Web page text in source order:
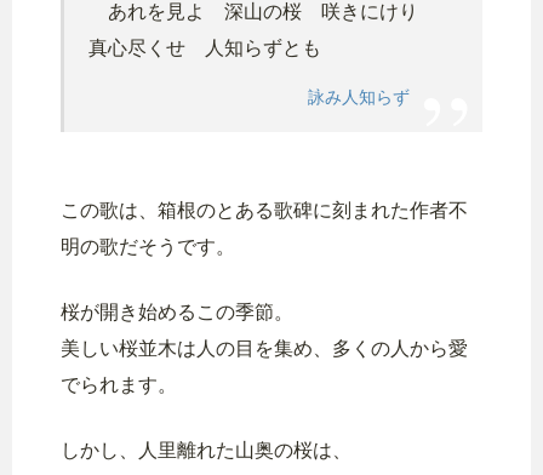
あれを見よ 深山の桜 咲きにけり
真心尽くせ 人知らずとも
詠み人知らず
この歌は、箱根のとある歌碑に刻まれた作者不
明の歌だそうです。
桜が開き始めるこの季節。
美しい桜並木は人の目を集め、多くの人から愛
でられます。
しかし、人里離れた山奥の桜は、